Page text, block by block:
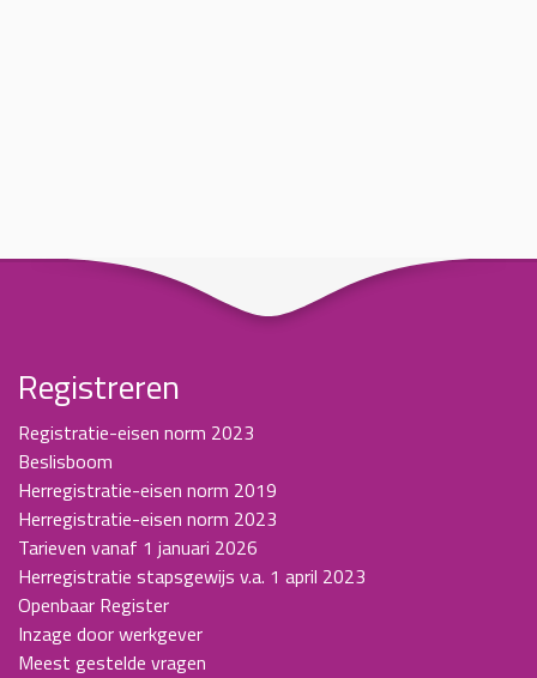
Registreren
Registratie-eisen norm 2023
Beslisboom
Herregistratie-eisen norm 2019
Herregistratie-eisen norm 2023
Tarieven vanaf 1 januari 2026
Herregistratie stapsgewijs v.a. 1 april 2023
Openbaar Register
Inzage door werkgever
Meest gestelde vragen